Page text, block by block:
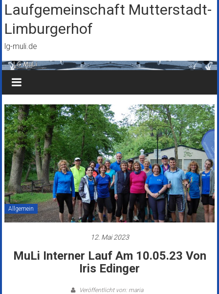
Zum
Inhalt
springen
Laufgemeinschaft Mutterstadt-
Limburgerhof
lg-muli.de
Allgemein
12. Mai 2023
MuLi Interner Lauf Am 10.05.23 Von
Iris Edinger
Veröffentlicht von: maria